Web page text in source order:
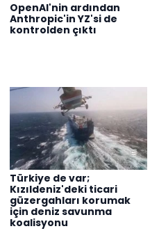
OpenAI'nin ardından
Anthropic'in YZ'si de
kontrolden çıktı
Türkiye de var;
Kızıldeniz'deki ticari
güzergahları korumak
için deniz savunma
koalisyonu